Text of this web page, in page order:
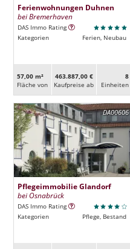
Ferienwohnungen Duhnen
bei Bremerhaven
DAS Immo Rating
Kategorien
Ferien, Neubau
57,00 m²
Fläche von
463.887,00 €
Kaufpreise ab
8
Ein­heiten
DA00606
Pflegeimmobilie Glandorf
bei Osnabrück
DAS Immo Rating
Kategorien
Pflege, Bestand